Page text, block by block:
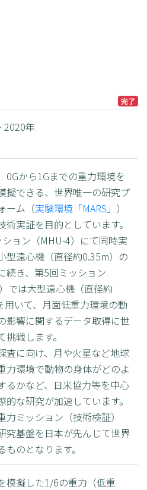
完了
2020年
0Gから1Gまでの重力環境を
擬できる、世界唯一の研究プ
ーム（実験環境「MARS」 ）
術実証を目的としています。
ョン（MHU-4）にて同時実
型遠心機（直径約0.35m）の
続き、第5回ミッション
）では大型遠心機（直径約
用いて、月面低重力環境の動
影響に関するデータ取得に世
挑戦します。
査に向け、月や火星など地球
力環境で動物の身体がどのよ
るかなど、日米協力等を中心
的な研究が加速しています。
力ミッション（技術検証）
究基盤を日本が先んじて世界
ものとなります。
模擬した1/6の重力（低重